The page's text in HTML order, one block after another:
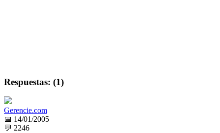
Respuestas: (1)
Gerencie.com
📅 14/01/2005
💬 2246